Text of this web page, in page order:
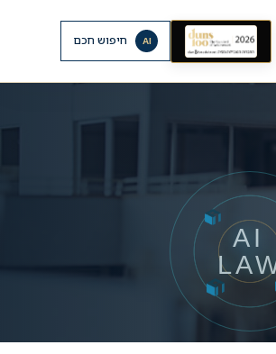
AI חיפוש חכם